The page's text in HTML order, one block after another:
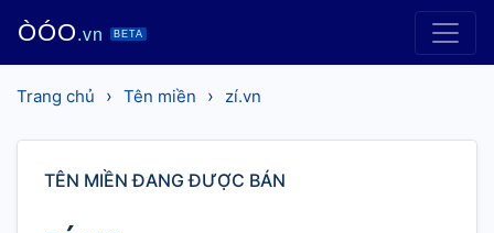
ÒÓO.vn BETA
Trang chủ › Tên miền › zí.vn
TÊN MIỀN ĐANG ĐƯỢC BÁN